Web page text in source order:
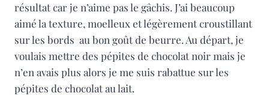
résultat car je n’aime pas le gâchis. J’ai beaucoup
aimé la texture, moelleux et légèrement croustillant
sur les bords au bon goût de beurre. Au départ, je
voulais mettre des pépites de chocolat noir mais je
n’en avais plus alors je me suis rabattue sur les
pépites de chocolat au lait.